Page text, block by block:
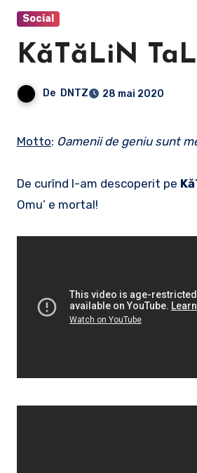
Social
KăTăLiN
De DNTZ 28 mai 2020
Motto: Oamenii de geniu sunt
De curînd l-am descoperit pe
Omu’ e mortal!